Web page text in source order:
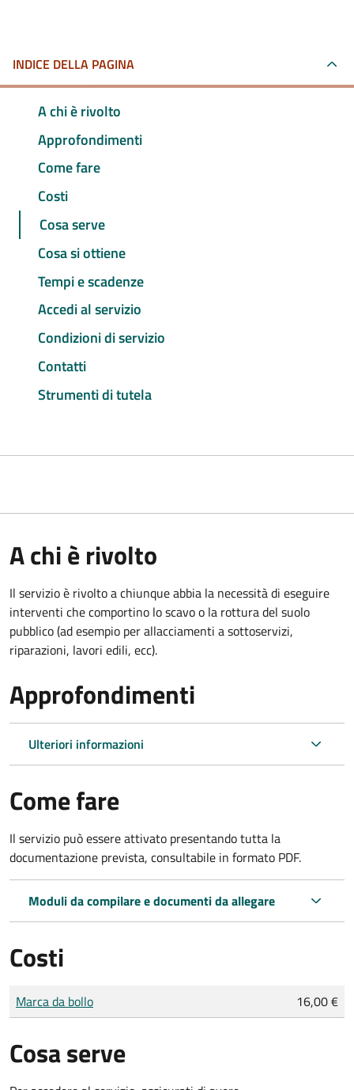
INDICE DELLA PAGINA
A chi è rivolto
Approfondimenti
Come fare
Costi
Cosa serve
Cosa si ottiene
Tempi e scadenze
Accedi al servizio
Condizioni di servizio
Contatti
Strumenti di tutela
A chi è rivolto
Il servizio è rivolto a chiunque abbia la necessità di eseguire
interventi che comportino lo scavo o la rottura del suolo
pubblico (ad esempio per allacciamenti a sottoservizi,
riparazioni, lavori edili, ecc).
Approfondimenti
Ulteriori informazioni
Come fare
Il servizio può essere attivato presentando tutta la
documentazione prevista, consultabile in formato PDF.
Moduli da compilare e documenti da allegare
Costi
Tipo di pagamento
Importo
Marca da bollo 16,00 €
Cosa serve